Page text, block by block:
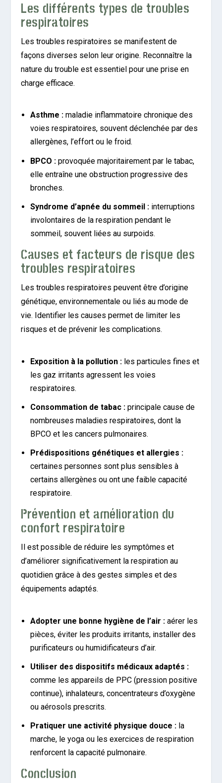
Les différents types de troubles
respiratoires
Les troubles respiratoires se manifestent de
façons diverses selon leur origine. Reconnaître la
nature du trouble est essentiel pour une prise en
charge efficace.
Asthme :maladie inflammatoire chronique des
voies respiratoires, souvent déclenchée par des
allergènes, l’effort ou le froid.
BPCO :provoquée majoritairement par le tabac,
elle entraîne une obstruction progressive des
bronches.
Syndrome d’apnée du sommeil :interruptions
involontaires de la respiration pendant le
sommeil, souvent liées au surpoids.
Causes et facteurs de risque des
troubles respiratoires
Les troubles respiratoires peuvent être d’origine
génétique, environnementale ou liés au mode de
vie. Identifier les causes permet de limiter les
risques et de prévenir les complications.
Exposition à la pollution :les particules fines et
les gaz irritants agressent les voies
respiratoires.
Consommation de tabac :principale cause de
nombreuses maladies respiratoires, dont la
BPCO et les cancers pulmonaires.
Prédispositions génétiques et allergies :
certaines personnes sont plus sensibles à
certains allergènes ou ont une faible capacité
respiratoire.
Prévention et amélioration du
confort respiratoire
Il est possible de réduire les symptômes et
d’améliorer significativement la respiration au
quotidien grâce à des gestes simples et des
équipements adaptés.
Adopter une bonne hygiène de l’air :aérer les
pièces, éviter les produits irritants, installer des
purificateurs ou humidificateurs d’air.
Utiliser des dispositifs médicaux adaptés :
comme les appareils de PPC (pression positive
continue), inhalateurs, concentrateurs d’oxygène
ou aérosols prescrits.
Pratiquer une activité physique douce :la
marche, le yoga ou les exercices de respiration
renforcent la capacité pulmonaire.
Conclusion